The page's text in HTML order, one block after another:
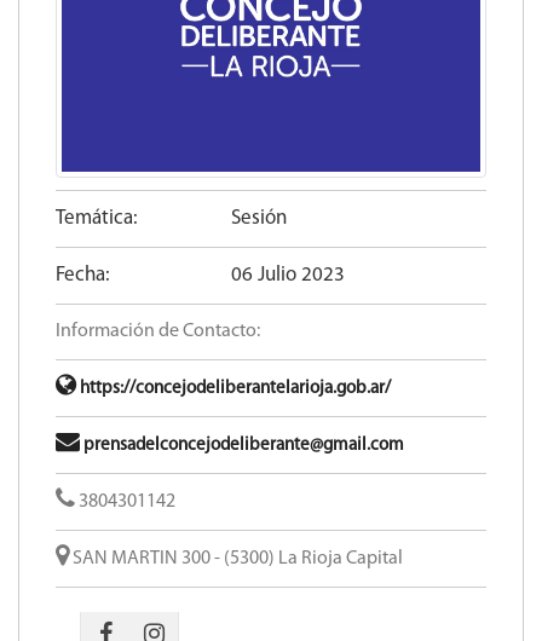
Temática: Sesión
Fecha: 06 Julio 2023
Información de Contacto:
https://concejodeliberantelarioja.gob.ar/
prensadelconcejodeliberante@gmail.com
3804301142
SAN MARTIN 300 - (5300) La Rioja Capital